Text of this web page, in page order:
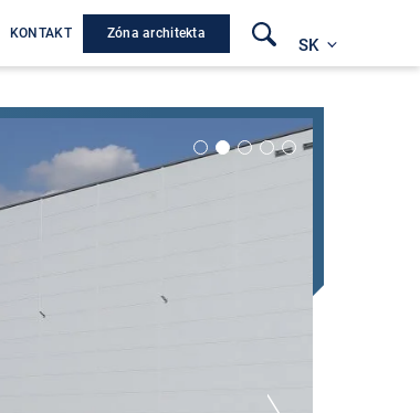
KONTAKT Zóna architekta
SK